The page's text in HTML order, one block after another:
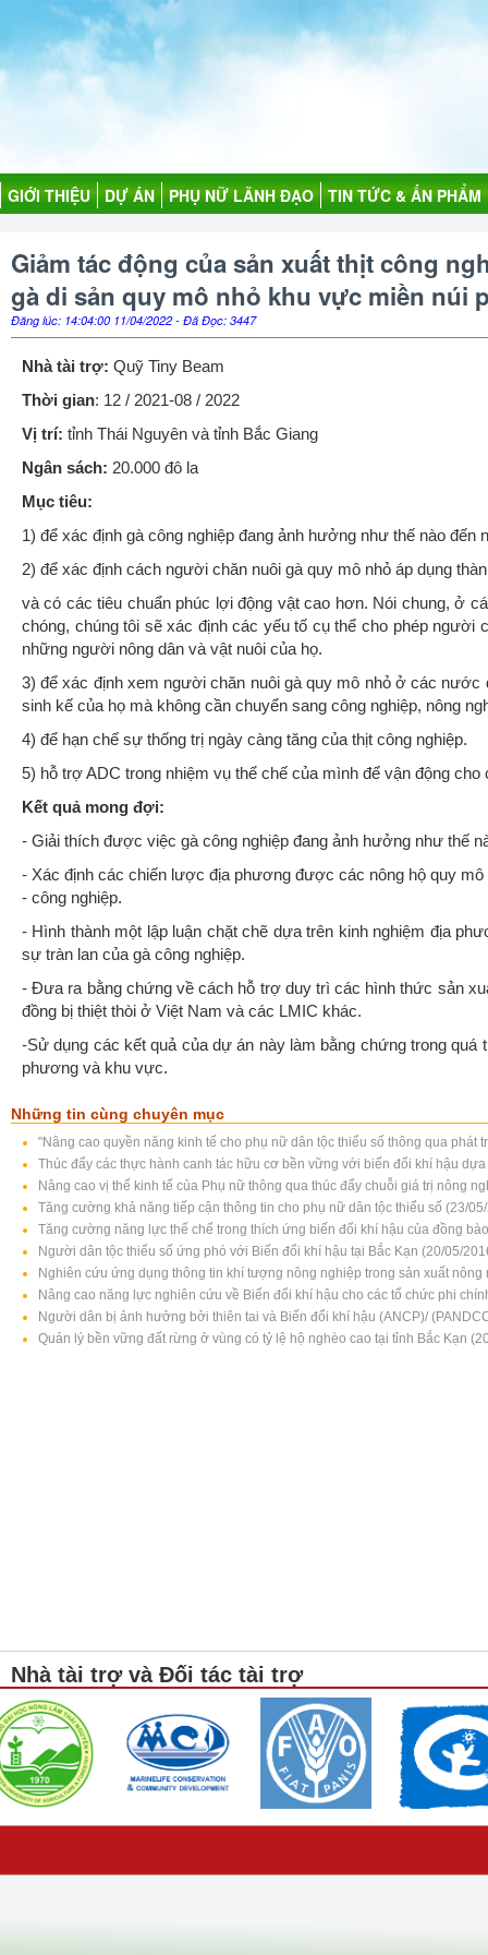
GIỚI THIỆU DỰ ÁN PHỤ NỮ LÃNH ĐẠO TIN TỨC & ẤN PHẨM
Giảm tác động của sản xuất thịt công
gà di sản quy mô nhỏ khu vực miền núi
Đăng lúc: 14:04:00 11/04/2022 - Đã Đọc: 3447
Nhà tài trợ: Quỹ Tiny Beam
Thời gian: 12 / 2021-08 / 2022
Vị trí: tỉnh Thái Nguyên và tỉnh Bắc Giang
Ngân sách: 20.000 đô la
Mục tiêu:
1) để xác định gà công nghiệp đang ảnh hưởng như thế nào
2) để xác định cách người chăn nuôi gà quy mô nhỏ áp dụng
và có các tiêu chuẩn phúc lợi động vật cao hơn. Nói chung, ở
chóng, chúng tôi sẽ xác định các yếu tố cụ thể cho phép
những người nông dân và vật nuôi của họ.
3) để xác định xem người chăn nuôi gà quy mô nhỏ ở các nước
sinh kế của họ mà không cần chuyển sang công nghiệp, nông
4) để hạn chế sự thống trị ngày càng tăng của thịt công nghiệp.
5) hỗ trợ ADC trong nhiệm vụ thể chế của mình để vận động
Kết quả mong đợi:
- Giải thích được việc gà công nghiệp đang ảnh hưởng như thế
- Xác định các chiến lược địa phương được các nông hộ quy
- công nghiệp.
- Hình thành một lập luận chặt chẽ dựa trên kinh nghiệm địa
sự tràn lan của gà công nghiệp.
- Đưa ra bằng chứng về cách hỗ trợ duy trì các hình thức sản
đồng bị thiệt thòi ở Việt Nam và các LMIC khác.
-Sử dụng các kết quả của dự án này làm bằng chứng trong
phương và khu vực.
Những tin cùng chuyên mục
"Nâng cao quyền năng kinh tế cho phụ nữ dân tộc thiểu số thông qua
Thúc đẩy các thực hành canh tác hữu cơ bền vững với biến đổi khí hậu
Nâng cao vị thế kinh tế của Phụ nữ thông qua thúc đẩy chuỗi giá trị nông
Tăng cường khả năng tiếp cận thông tin cho phụ nữ dân tộc thiểu số (23/
Tăng cường năng lực thể chế trong thích ứng biến đổi khí hậu của đồng
Người dân tộc thiểu số ứng phó với Biến đổi khí hậu tại Bắc Kạn (20/05/
Nghiên cứu ứng dụng thông tin khí tượng nông nghiệp trong sản xuất
Nâng cao năng lực nghiên cứu về Biến đổi khí hậu cho các tổ chức phi
Người dân bị ảnh hưởng bởi thiên tai và Biến đổi khí hậu (ANCP)/
Quản lý bền vững đất rừng ở vùng có tỷ lệ hộ nghèo cao tại tỉnh Bắc Kạn
Nhà tài trợ và Đối tác tài trợ